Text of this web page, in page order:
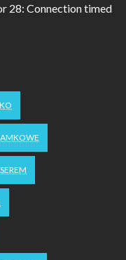
28: Connection timed